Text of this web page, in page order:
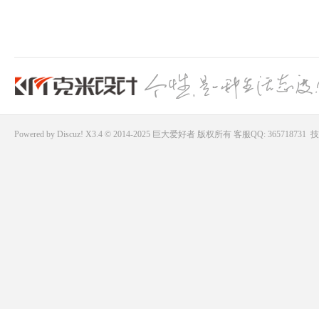
Powered by Discuz! X3.4 © 2014-2025 巨大爱好者版权所有 客服QQ: 365718731